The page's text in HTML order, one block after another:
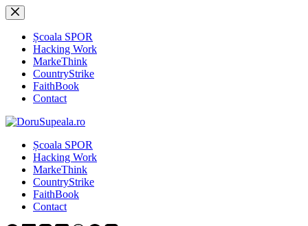
Sari
la
conținutȘcoala SPOR
Hacking Work
MarkeThink
CountryStrike
FaithBook
Contact
Școala SPOR
Hacking Work
MarkeThink
CountryStrike
FaithBook
Contact